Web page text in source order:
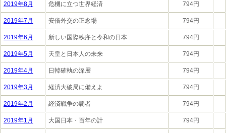
2019年8月 危機に立つ世界経済 794円
2019年7月 安倍外交の正念場 794円
2019年6月 新しい国際秩序と令和の日本 794円
2019年5月 天皇と日本人の未来 794円
2019年4月 日韓確執の深層 794円
2019年3月 経済大破局に備えよ 794円
2019年2月 経済戦争の覇者 794円
2019年1月 大国日本・百年の計 794円